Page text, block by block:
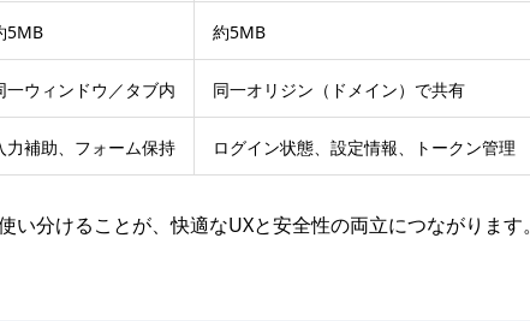
5MB 約5MB
一ウィンドウ／タブ内 同一オリジン（ドメイン）で共有
力補助、フォーム保持 ログイン状態、設定情報、トークン管理
い分けることが、快適なUXと安全性の両立につながります。